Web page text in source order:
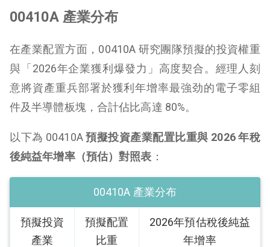
00410A 產業分布
在產業配置方面，00410A 研究團隊預擬的投資權重
與「2026年企業獲利爆發力」高度契合。經理人刻
意將資產重兵部署於獲利年增率最強劲的電子零組
件及半導體板塊，合計佔比高達 80%。
以下為 00410A預擬投資產業配置比重與 2026 年稅
後純益年增率（預估）對照表 ：
00410A 產業分布
預擬投資
產業
預擬配置
比重
2026年預估稅後純益
年增率